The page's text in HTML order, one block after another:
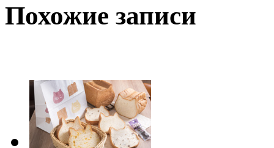
Похожие записи